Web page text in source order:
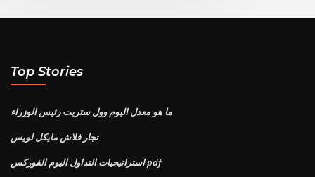
Top Stories
ما هو معدل اليوم وول ستريت رئيس الوزراء
تجار فلاش مايكل لويس
استراتيجيات التداول اليوم الفوركس pdf